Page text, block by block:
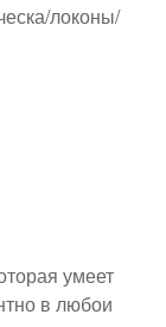
локоны/
умеет
в любои